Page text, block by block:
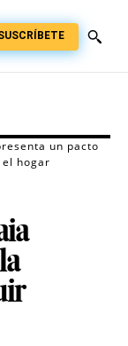
un pacto
hogar